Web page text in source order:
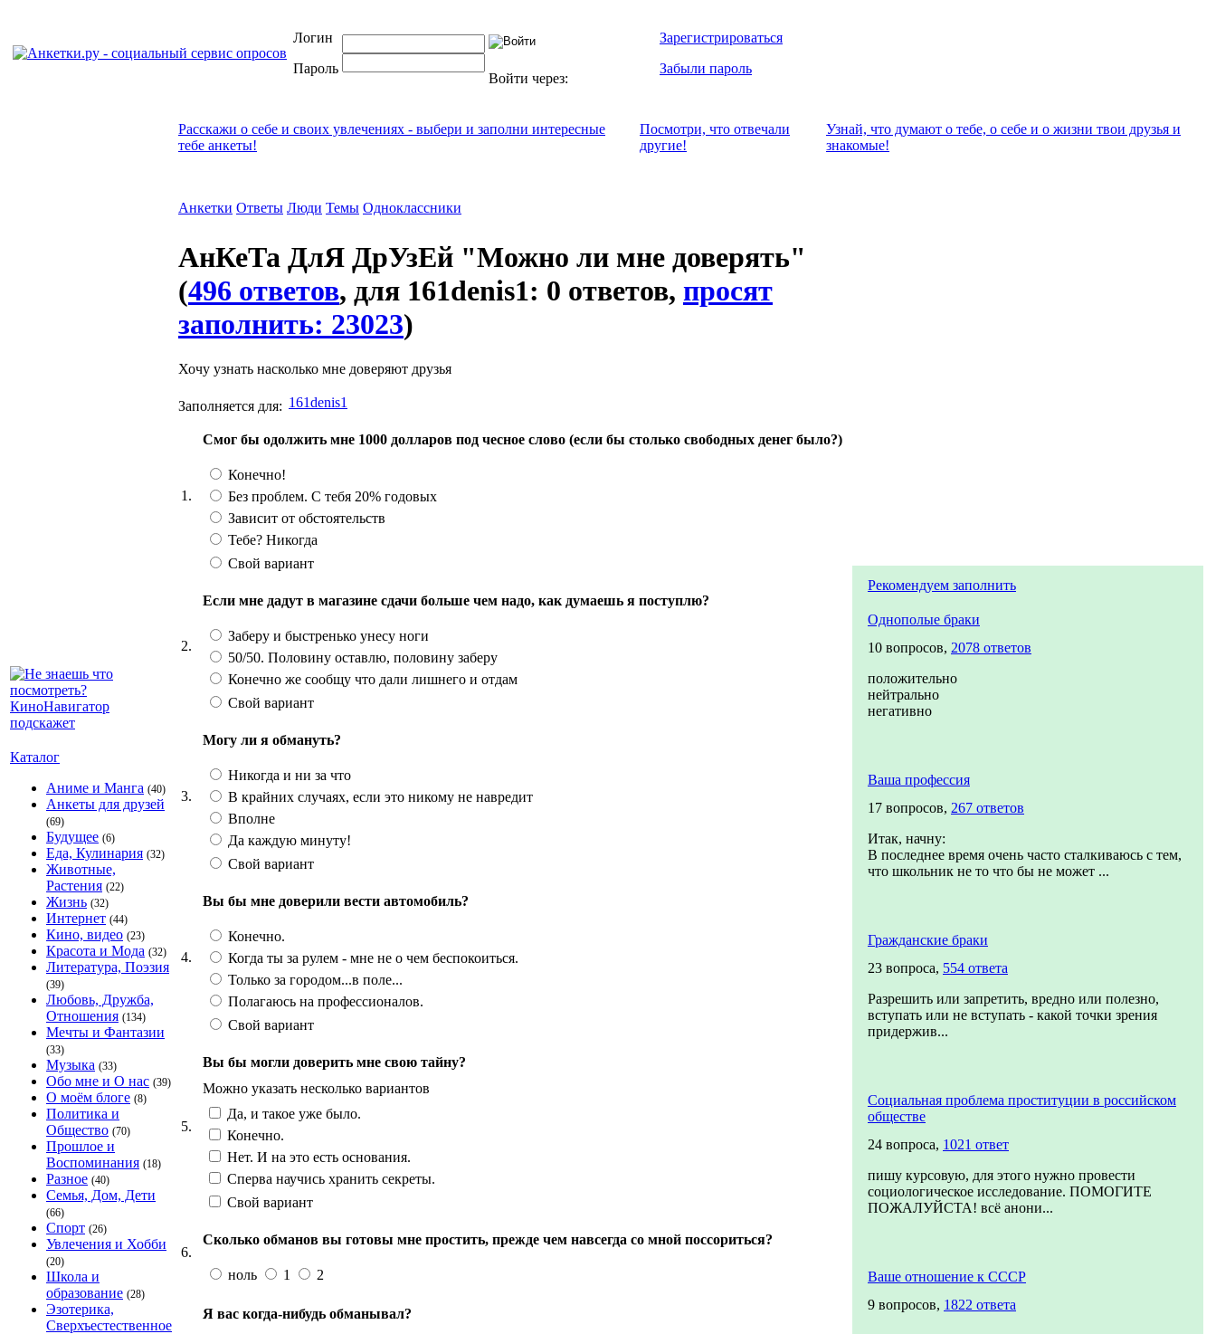
Логин
Пароль
Войти через:
Зарегистрироваться
Забыли пароль
Каталог
Аниме и Манга (40)
Анкеты для друзей
(69)
Будущее (6)
Еда, Кулинария (32)
Животные,
Растения (22)
Жизнь (32)
Интернет (44)
Кино, видео (23)
Красота и Мода (32)
Литература, Поэзия
(39)
Любовь, Дружба,
Отношения (134)
Мечты и Фантазии
(33)
Музыка (33)
Обо мне и О нас (39)
О моём блоге (8)
Политика и
Общество (70)
Прошлое и
Воспоминания (18)
Разное (40)
Семья, Дом, Дети
(66)
Спорт (26)
Увлечения и Хобби
(20)
Школа и
образование (28)
Эзотерика,
Сверхъестественное
Расскажи о себе и своих увлечениях - выбери и заполни интересные
тебе анкеты!
Посмотри, что отвeчали
другие!
Узнай, что думают о тебе, о себе и о жизни твои друзья и
знакомые!
Анкетки Ответы Люди Темы Одноклассники
АнКеТа ДлЯ ДрУзЕй "Можно ли мне доверять"
(496 ответов, для 161denis1: 0 ответов, просят
заполнить: 23023)
Хочу узнать насколько мне доверяют друзья
Заполняется для: 161denis1
1.
Смог бы одолжить мне 1000 долларов под чесное слово (если бы столько свободных денег было?)
Конечно!
Без проблем. С тебя 20% годовых
Зависит от обстоятельств
Тебе? Никогда
Свой вариант
2.
Если мне дадут в магазине сдачи больше чем надо, как думаешь я поступлю?
Заберу и быстренько унесу ноги
50/50. Половину оставлю, половину заберу
Конечно же сообщу что дали лишнего и отдам
Свой вариант
3.
Могу ли я обмануть?
Никогда и ни за что
В крайних случаях, если это никому не навредит
Вполне
Да каждую минуту!
Свой вариант
4.
Вы бы мне доверили вести автомобиль?
Конечно.
Когда ты за рулем - мне не о чем беспокоиться.
Только за городом...в поле...
Полагаюсь на профессионалов.
Свой вариант
5.
Вы бы могли доверить мне свою тайну?
Можно указать несколько вариантов
Да, и такое уже было.
Конечно.
Нет. И на это есть основания.
Сперва научись хранить секреты.
Свой вариант
6.
Сколько обманов вы готовы мне простить, прежде чем навсегда со мной поссориться?
ноль 1 2
Я вас когда-нибудь обманывал?
Рекомендуем заполнить
Однополые браки
10 вопросов, 2078 ответов
положительно
нейтрально
негативно
Ваша профессия
17 вопросов, 267 ответов
Итак, начну:
В последнее время очень часто сталкиваюсь с тем,
что школьник не то что бы не может ...
Гражданские браки
23 вопроса, 554 ответа
Разрешить или запретить, вредно или полезно,
вступать или не вступать - какой точки зрения
придержив...
Социальная проблема проституции в российском
обществе
24 вопроса, 1021 ответ
пишу курсовую, для этого нужно провести
социологическое исследование. ПОМОГИТЕ
ПОЖАЛУЙСТА! всё анони...
Ваше отношение к СССР
9 вопросов, 1822 ответа